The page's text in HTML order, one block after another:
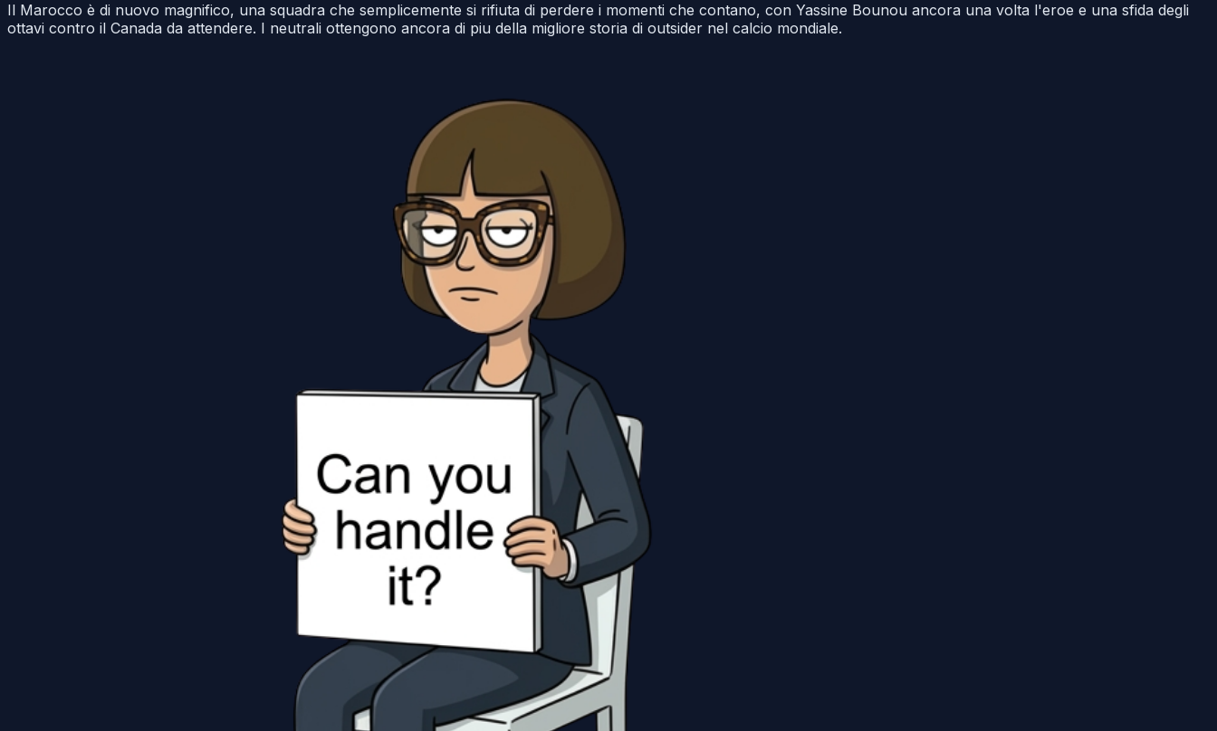
Il Marocco è di nuovo magnifico, una squadra che semplicemente si rifiuta di perdere i momenti che contano, con Yassine Bounou ancora una volta l'eroe e una sfida degli
ottavi contro il Canada da attendere. I neutrali ottengono ancora di piu della migliore storia di outsider nel calcio mondiale.